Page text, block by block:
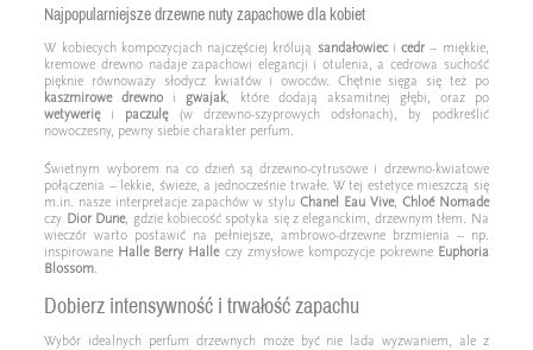
Najpopularniejsze drzewne nuty zapachowe dla kobiet
W kobiecych kompozycjach najczęściej królują sandałowiecicedr – miękkie,
kremowe drewno nadaje zapachowi elegancji i otulenia, a cedrowa suchość
pięknie równoważy słodycz kwiatów i owoców. Chętnie sięga się też po
kaszmirowe drewno i gwajak, które dodają aksamitnej głębi, oraz po
wetywerięi paczulę(w drzewno-szyprowych odsłonach), by podkreślić
nowoczesny, pewny siebie charakter perfum.
Świetnym wyborem na co dzień są drzewno-cytrusowe i drzewno-kwiatowe
połączenia – lekkie, świeże, a jednocześnie trwałe. W tej estetyce mieszczą się
m.in. nasze interpretacje zapachów w stylu Chanel Eau Vive, Chloé Nomade
czy Dior Dune, gdzie kobiecość spotyka się z eleganckim, drzewnym tłem. Na
wieczór warto postawić na pełniejsze, ambrowo-drzewne brzmienia – np.
inspirowane Halle Berry Halleczy zmysłowe kompozycje pokrewne Euphoria
Blossom.
Dobierz intensywność i trwałość zapachu
Wybór idealnych perfum drzewnych może być nie lada wyzwaniem, ale z